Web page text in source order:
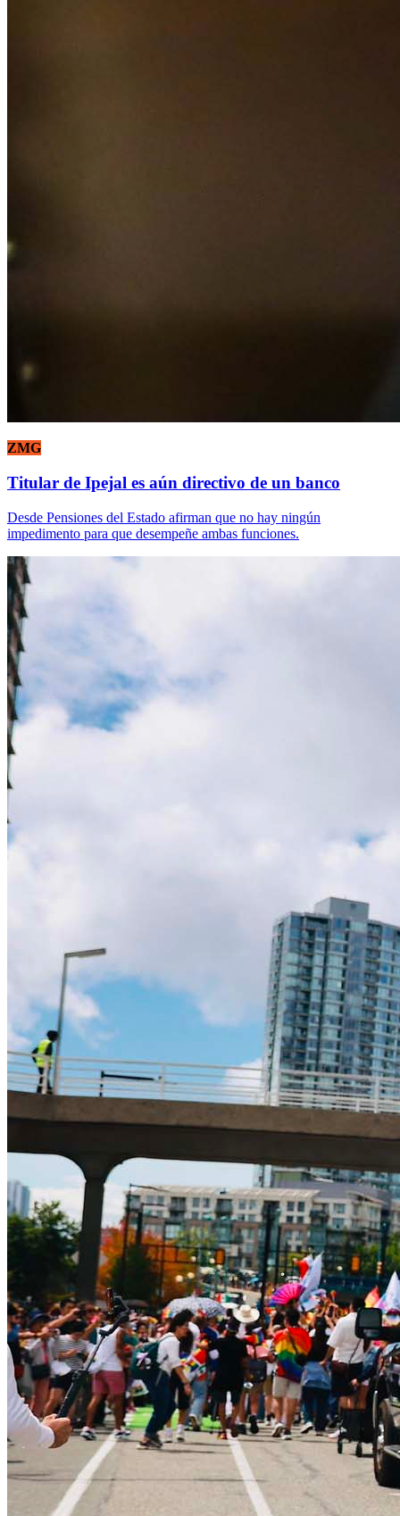
ZMG
Titular de Ipejal es aún directivo de un banco
Desde Pensiones del Estado afirman que no hay ningún
impedimento para que desempeñe ambas funciones.